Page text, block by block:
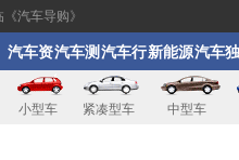
汽车导购》
汽车资
讯
汽车测
评
汽车行
业
新能源汽车独
家
小型车 紧凑型车 中型车